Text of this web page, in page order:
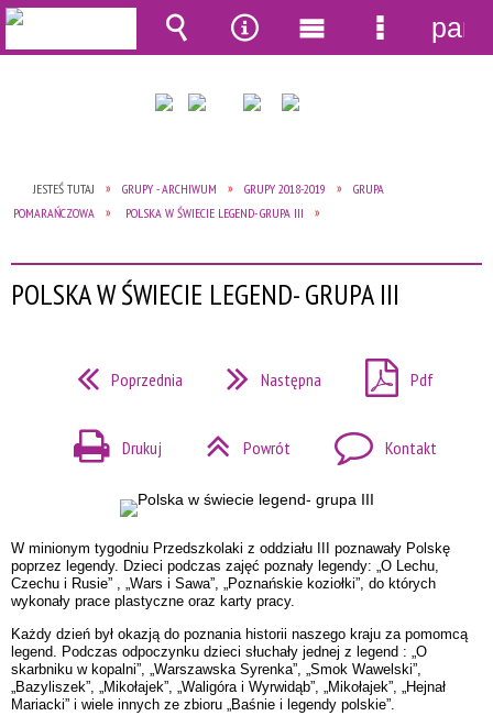
JESTEŚ TUTAJ GRUPY - ARCHIWUM GRUPY 2018-2019
GRUPA
POMARAŃCZOWA
POLSKA W ŚWIECIE LEGEND- GRUPA III
POLSKA W ŚWIECIE LEGEND- GRUPA III
Poprzednia Następna Pdf
Drukuj Powrót Kontakt
W minionym tygodniu Przedszkolaki z oddziału III poznawały Polskę
poprzez legendy. Dzieci podczas zajęć poznały legendy: „O Lechu,
Czechu i Rusie” , „Wars i Sawa”, „Poznańskie koziołki”, do których
wykonały prace plastyczne oraz karty pracy.
Każdy dzień był okazją do poznania historii naszego kraju za pomomcą
legend. Podczas odpoczynku dzieci słuchały jednej z legend : „O
skarbniku w kopalni”, „Warszawska Syrenka”, „Smok Wawelski”,
„Bazyliszek”, „Mikołajek”, „Waligóra i Wyrwidąb”, „Mikołajek”, „Hejnał
Mariacki” i wiele innych ze zbioru „Baśnie i legendy polskie”.
Wyszukiwarka
Narzędzia
Menu
główne
Menu